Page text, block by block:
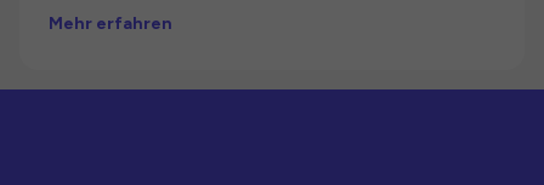
Mehr erfahren